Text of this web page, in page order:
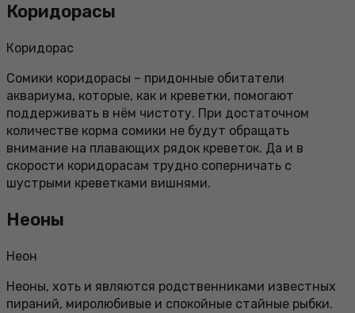
Коридорасы
Коридорас
Сомики коридорасы – придонные обитатели
аквариума, которые, как и креветки, помогают
поддерживать в нём чистоту. При достаточном
количестве корма сомики не будут обращать
внимание на плавающих рядок креветок. Да и в
скорости коридорасам трудно соперничать с
шустрыми креветками вишнями.
Неоны
Неон
Неоны, хоть и являются родственниками известных
пираний, миролюбивые и спокойные стайные рыбки.